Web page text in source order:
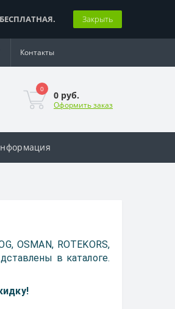
Закрыть
Контакты
0
0 руб.
Оформить заказ
OSMAN, ROTEKORS,
в каталоге.